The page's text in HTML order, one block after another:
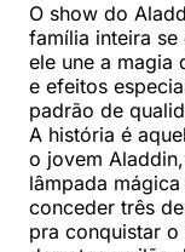
O show do
família inteira se
ele une a magia
e efeitos
padrão de
A história é
o jovem
lâmpada
conceder três
pra conquistar